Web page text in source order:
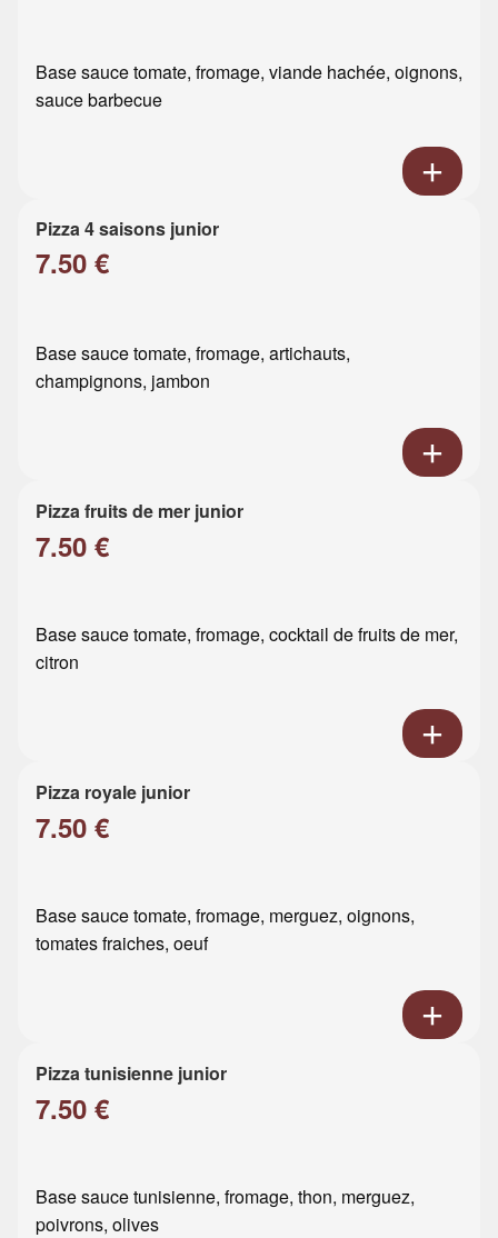
Base sauce tomate, fromage, viande hachée, oignons,
sauce barbecue
Pizza 4 saisons junior
7.50 €
Base sauce tomate, fromage, artichauts,
champignons, jambon
Pizza fruits de mer junior
7.50 €
Base sauce tomate, fromage, cocktail de fruits de mer,
citron
Pizza royale junior
7.50 €
Base sauce tomate, fromage, merguez, oignons,
tomates fraiches, oeuf
Pizza tunisienne junior
7.50 €
Base sauce tunisienne, fromage, thon, merguez,
poivrons, olives